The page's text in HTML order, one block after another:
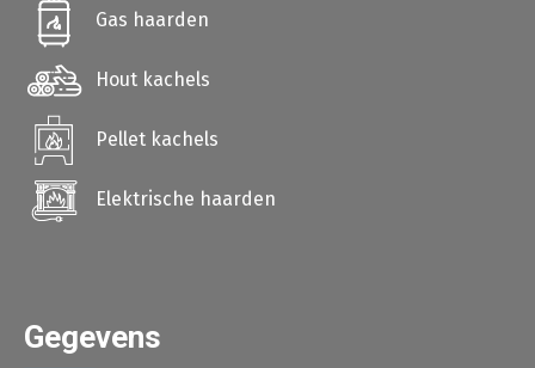
Gas haarden
Hout kachels
Pellet kachels
Elektrische haarden
Gegevens